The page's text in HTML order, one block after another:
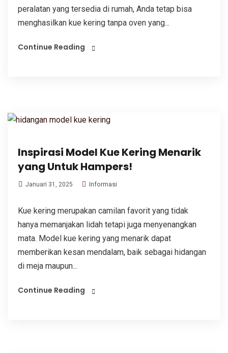
peralatan yang tersedia di rumah, Anda tetap bisa
menghasilkan kue kering tanpa oven yang...
Continue Reading
Inspirasi Model Kue Kering Menarik
yang Untuk Hampers!
Januari 31, 2025 Informasi
Kue kering merupakan camilan favorit yang tidak
hanya memanjakan lidah tetapi juga menyenangkan
mata. Model kue kering yang menarik dapat
memberikan kesan mendalam, baik sebagai hidangan
di meja maupun...
Continue Reading